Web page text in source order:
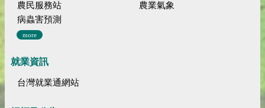
農民服務站
農業氣象
病蟲害預測
more
就業資訊
台灣就業通網站